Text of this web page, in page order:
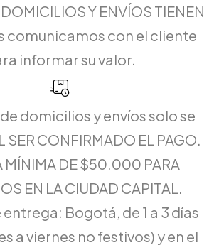
Y ENVÍOS TIENEN
comunicamos con el cliente
informar su valor.
domicilios y envíos solo se
CONFIRMADO EL PAGO.
MÍNIMA DE $50.000 PARA
EN LA CIUDAD CAPITAL.
Bogotá, de 1 a 3 días
a viernes no festivos) y en el